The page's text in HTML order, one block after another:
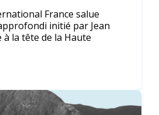
France salue
initié par Jean
la tête de la Haute